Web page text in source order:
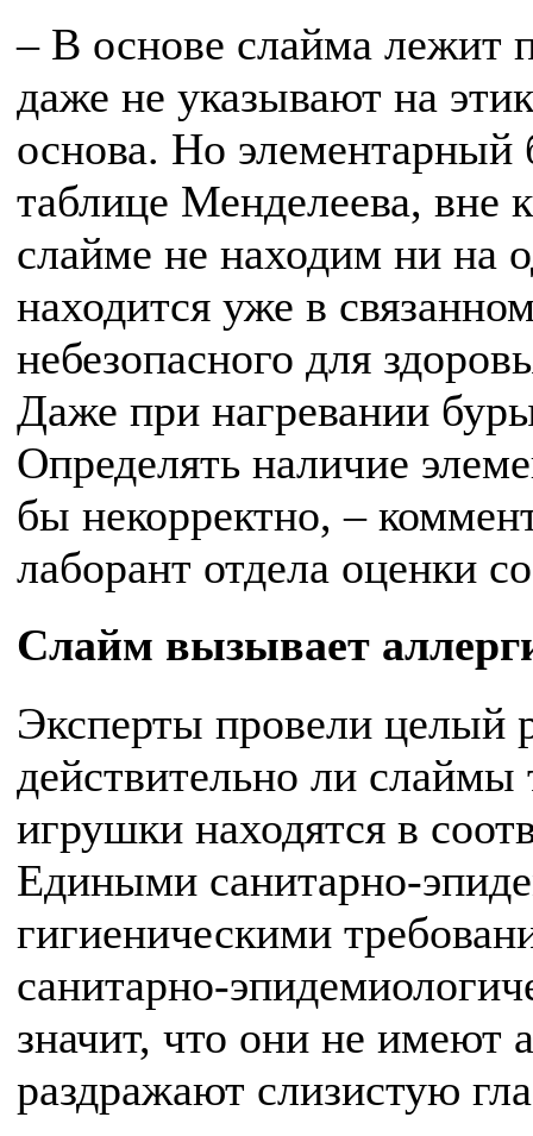
– В основе слайма лежит
даже не указывают на
основа. Но элементарный
таблице Менделеева, вне
слайме не находим ни на
находится уже в
небезопасного для
Даже при нагревании
Определять наличие
бы некорректно, –
лаборант отдела оценки
Слайм вызывает
Эксперты провели целый
действительно ли
игрушки находятся в
Едиными санитарно-
гигиеническими
санитарно-
значит, что они не имеют
раздражают слизистую